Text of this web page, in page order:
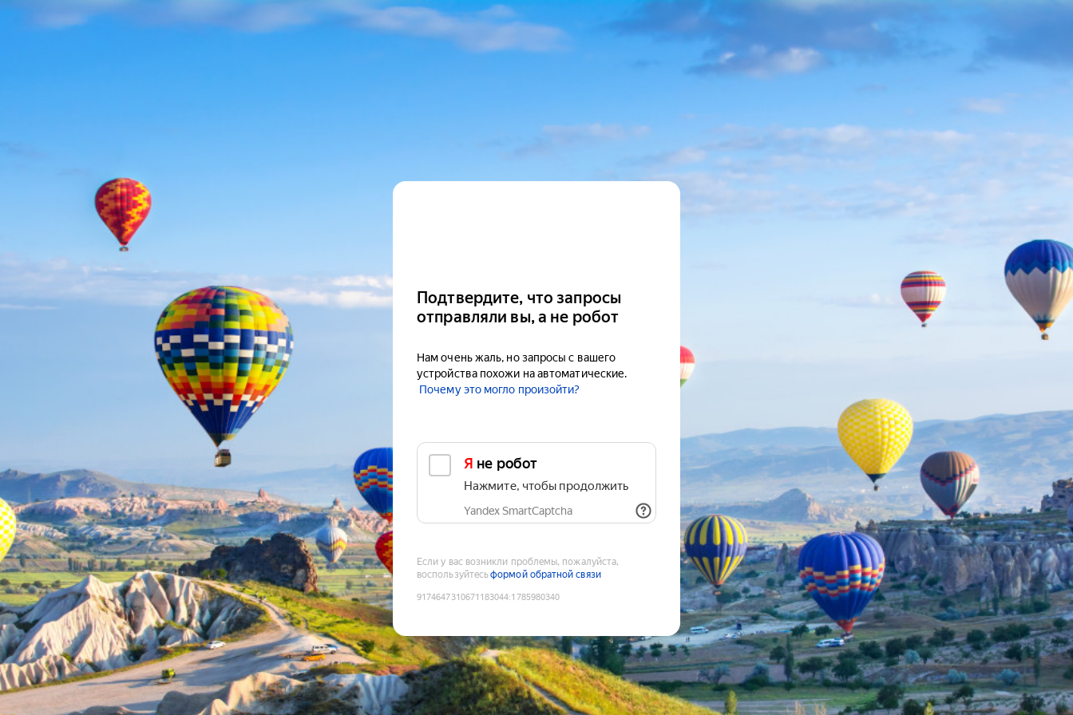
Подтвердите, что запросы
отправляли вы, а не робот
Нам очень жаль, но запросы с вашего
устройства похожи на автоматические.
Почему это могло произойти?
Я не робот
Нажмите, чтобы продолжить
Yandex SmartCaptcha
Если у вас возникли проблемы, пожалуйста,
воспользуйтесьформой обратной связи
9174647310671183044:1785980340